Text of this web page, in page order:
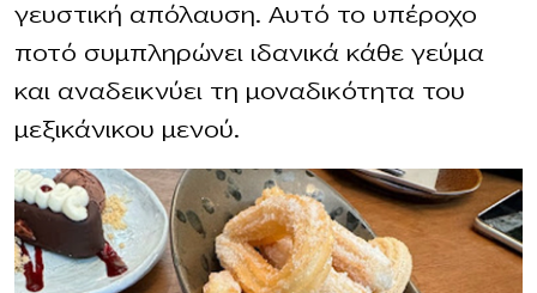
γευστική απόλαυση. Αυτό το υπέροχο
ποτό συμπληρώνει ιδανικά κάθε γεύμα
και αναδεικνύει τη μοναδικότητα του
μεξικάνικου μενού.